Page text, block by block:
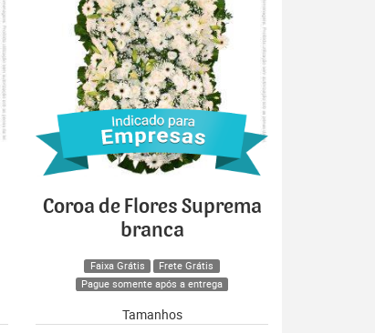
Coroa de Flores Suprema
branca
Faixa Grátis
Frete Grátis
Pague somente após a entrega
Tamanhos